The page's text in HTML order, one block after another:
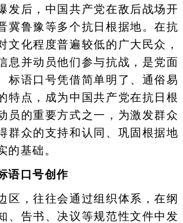
后，中国共产党在敌后战场开
冀鲁豫等多个抗日根据地。在抗
文化程度普遍较低的广大民众，
息并动员他们参与抗战，是党面
标语口号凭借简单明了、通俗易
特点，成为中国共产党在抗日根
员的重要方式之一，为激发群众
群众的支持和认同、巩固根据地
的基础。
语口号创作
，往往会通过组织体系，在纲
、告书、决议等规范性文件中发